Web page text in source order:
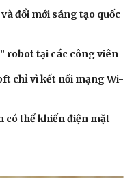
đổi mới sáng tạo quốc
robot tại các công viên
chỉ vì kết nối mạng Wi-
có thể khiến điện mặt